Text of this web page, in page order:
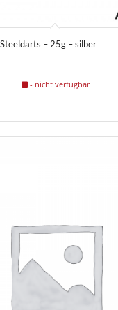
– 25g – silber
- nicht verfügbar